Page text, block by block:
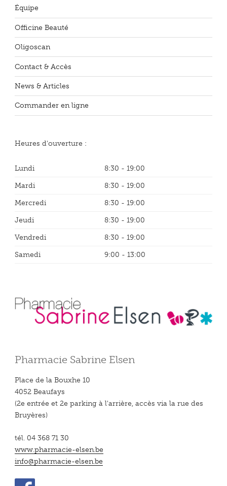
Équipe
Officine Beauté
Oligoscan
Contact & Accès
News & Articles
Commander en ligne
Heures d'ouverture :
Lundi
8:30 - 19:00
Mardi
8:30 - 19:00
Mercredi
8:30 - 19:00
Jeudi
8:30 - 19:00
Vendredi
8:30 - 19:00
Samedi
9:00 - 13:00
Pharmacie Sabrine Elsen
Place de la Bouxhe 10
4052 Beaufays
(2e entrée et 2e parking à l'arrière, accès via la rue des
Bruyères)
tél. 04 368 71 30
www.pharmacie-elsen.be
info@pharmacie-elsen.be